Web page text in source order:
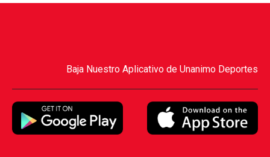
Baja Nuestro Aplicativo de Unanimo Deportes